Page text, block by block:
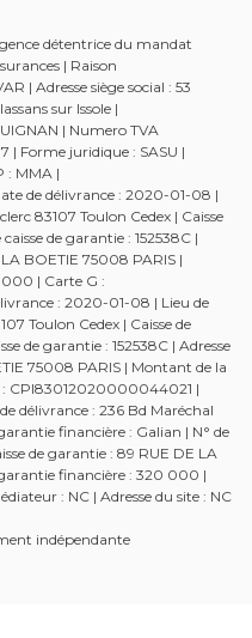
détentrice du mandat
| Raison
| Adresse siège social : 53
sur Issole |
| Numero TVA
Forme juridique : SASU |
: MMA |
de délivrance : 2020-01-08 |
83107 Toulon Cedex | Caisse
de garantie : 152538C |
BOETIE 75008 PARIS |
| Carte G :
: 2020-01-08 | Lieu de
Toulon Cedex | Caisse de
de garantie : 152538C | Adresse
75008 PARIS | Montant de la
CPI83012020000044021 |
délivrance : 236 Bd Maréchal
financière : Galian | N° de
de garantie : 89 RUE DE LA
financière : 320 000 |
: NC | Adresse du site : NC
indépendante